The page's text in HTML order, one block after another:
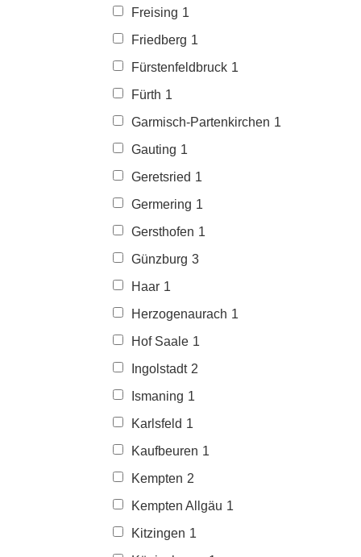
Freising 1
Friedberg 1
Fürstenfeldbruck 1
Fürth 1
Garmisch-Partenkirchen 1
Gauting 1
Geretsried 1
Germering 1
Gersthofen 1
Günzburg 3
Haar 1
Herzogenaurach 1
Hof Saale 1
Ingolstadt 2
Ismaning 1
Karlsfeld 1
Kaufbeuren 1
Kempten 2
Kempten Allgäu 1
Kitzingen 1